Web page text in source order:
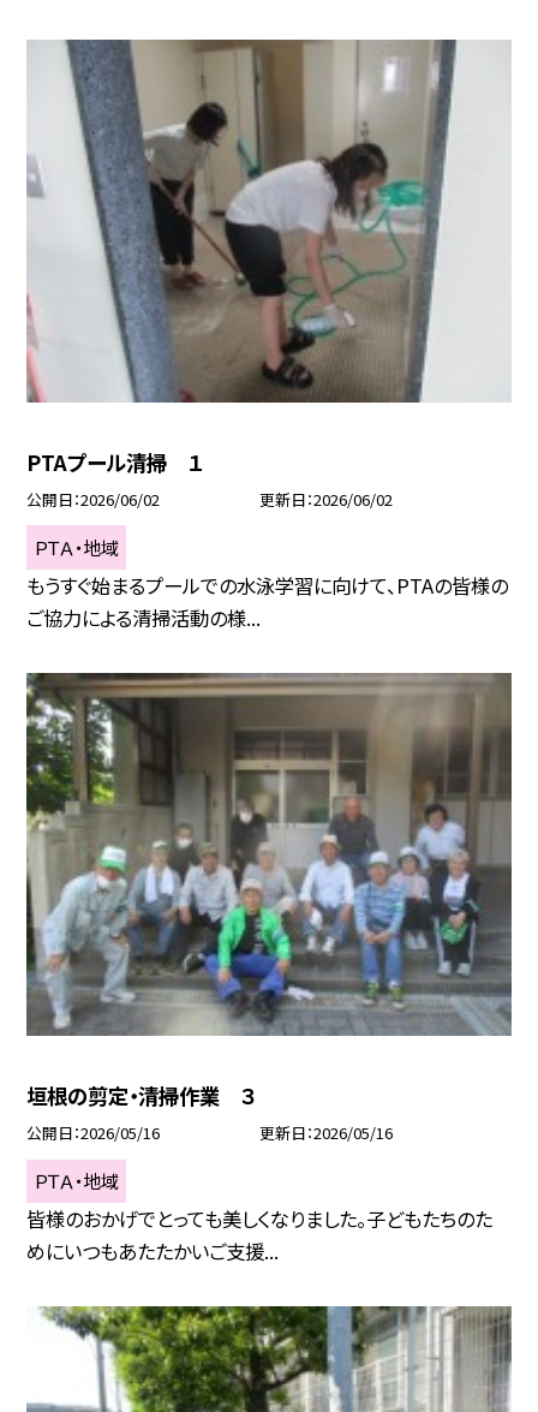
PTAプール清掃 １
公開日 2026/06/02 更新日 2026/06/02
ＰＴＡ・地域
もうすぐ始まるプールでの水泳学習に向けて、PTAの皆様の
ご協力による清掃活動の様...
垣根の剪定・清掃作業 ３
公開日 2026/05/16 更新日 2026/05/16
ＰＴＡ・地域
皆様のおかげでとっても美しくなりました。子どもたちのた
めにいつもあたたかいご支援...